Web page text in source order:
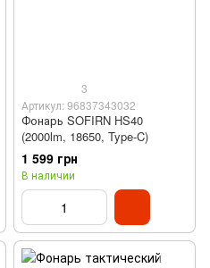
3
Артикул: 96837343032
Фонарь SOFIRN HS40
(2000lm, 18650, Type-C)
1 599 грн
В наличии